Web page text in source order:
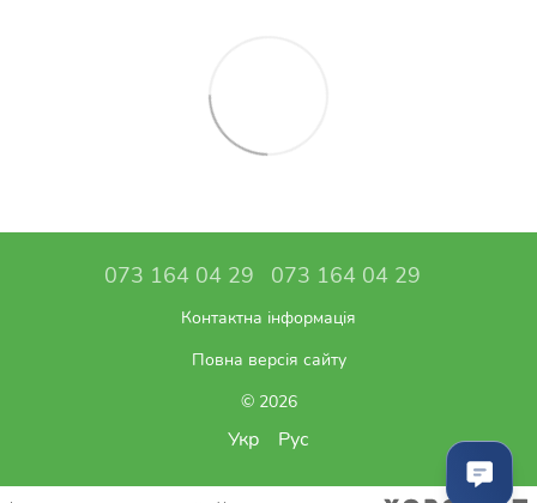
073 164 04 29 073 164 04 29
Контактна інформація
Повна версія сайту
© 2026
Укр Рус